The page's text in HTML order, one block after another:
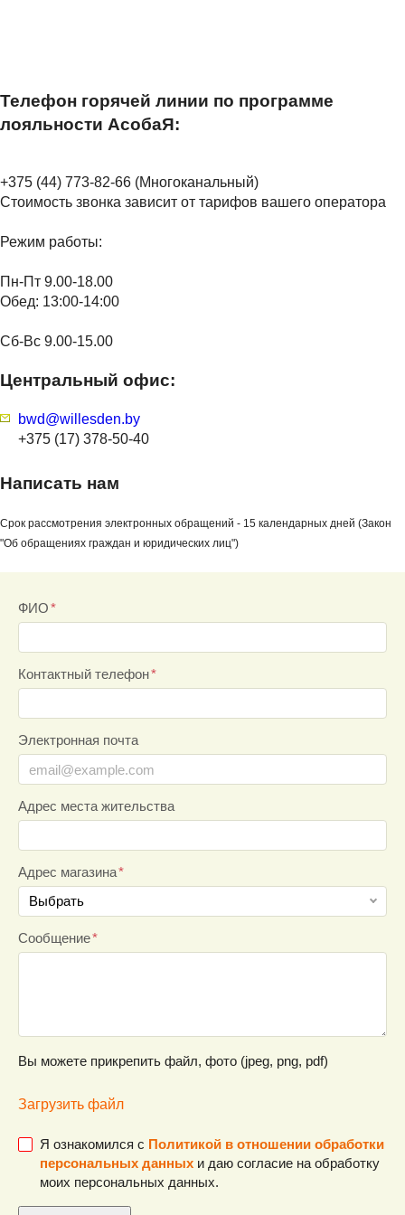
Телефон горячей линии по программе
лояльности АсобаЯ:
+375 (44) 773-82-66 (Многоканальный)
Стоимость звонка зависит от тарифов вашего оператора
Режим работы:
Пн-Пт 9.00-18.00
Обед: 13:00-14:00
Сб-Вс 9.00-15.00
Центральный офис:
bwd@willesden.by
+375 (17) 378-50-40
Написать нам
Срок рассмотрения электронных обращений - 15 календарных дней (Закон
"Об обращениях граждан и юридических лиц")
ФИО
Контактный телефон
Электронная почта
Адрес места жительства
Адрес магазина
Выбрать
г. Минск, ул. Горецкого, 2
г. Минск, ул. Жуковского, 3
г. Минск, Минский р-н, д. Боровая, 7 (1км от кольцевой
г. Минск, ТЦ «МОМО» пр-т Партизанский, 150А (возле
ст.м.Могилёвская)
Минский район, а/г Сеница, Зеленая, 1/5
Сообщение
Вы можете прикрепить файл, фото (jpeg, png, pdf)
Загрузить файл
Я ознакомился с Политикой в отношении обработки
персональных данных и даю согласие на обработку
моих персональных данных.